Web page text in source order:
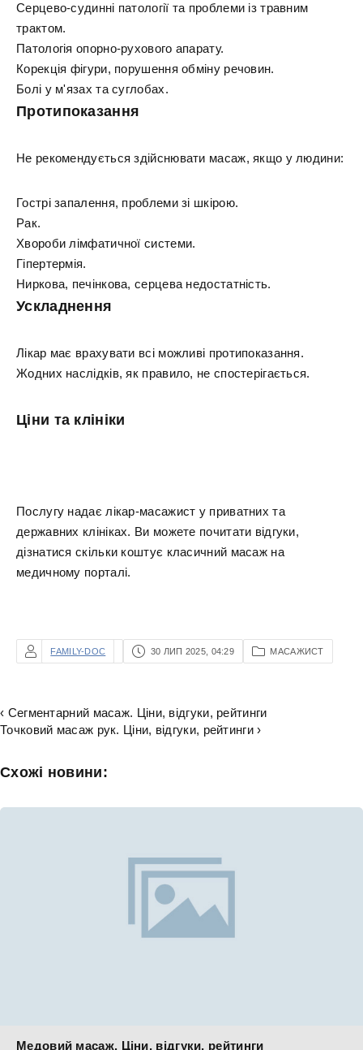
Серцево-судинні патології та проблеми із травним
трактом.
Патологія опорно-рухового апарату.
Корекція фігури, порушення обміну речовин.
Болі у м'язах та суглобах.
Протипоказання
Не рекомендується здійснювати масаж, якщо у людини:
Гострі запалення, проблеми зі шкірою.
Рак.
Хвороби лімфатичної системи.
Гіпертермія.
Ниркова, печінкова, серцева недостатність.
Ускладнення
Лікар має врахувати всі можливі протипоказання.
Жодних наслідків, як правило, не спостерігається.
Ціни та клініки
Послугу надає лікар-масажист у приватних та
державних клініках. Ви можете почитати відгуки,
дізнатися скільки коштує класичний масаж на
медичному порталі.
FAMILY-DOC 30 ЛИП 2025, 04:29 МАСАЖИСТ
‹ Сегментарний масаж. Ціни, відгуки, рейтинги
Точковий масаж рук. Ціни, відгуки, рейтинги ›
Схожі новини:
Медовий масаж. Ціни, відгуки, рейтинги